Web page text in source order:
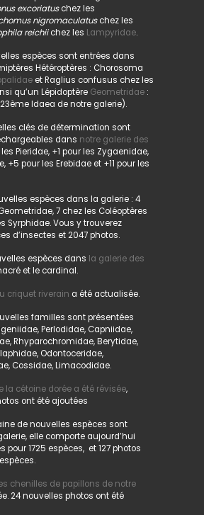
excoriatuschez les
nigromaculatuschez les
reichiichez les Lampyridae.
espèces sont entrées dans
Hétéroptères : Chorosoma
et Raglius confusus chez les
qu’un Lépidoptère Geometridae:
Idaea de notre galerie).
clés de détermination sont
dans notre galerie des
Pieridae, +1 pour les Zygaenidae,
+5 pour les Erebidae et +11 pour les
espèces dans la galerie : 4
7 chez les Coléoptères
Syrphidae. Vous y trouverez
d’insectes et 2047 photos.
espèces dans la galerie des
et le cardinal.
criquet riverain a été actualisée.
familles sont présentées
Perlodidae, Capniidae,
Rhyparochromidae, Berytidae,
Odontoceridae,
Cossidae, Limacodidae.
la cétoine dorée a été révisée,
ont été ajoutées
de nouvelles espèces sont
elle comporte aujourd’hui
pour 1725 espèces, et 127 photos
chenilles de papillons de notre
24 nouvelles photos ont été